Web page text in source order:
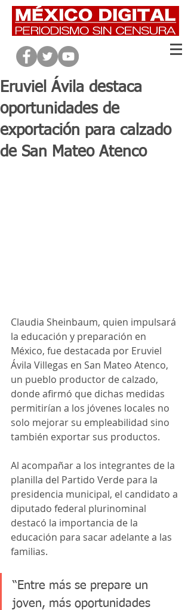
Eruviel Ávila destaca
oportunidades de
exportación para calzado
de San Mateo Atenco
Claudia Sheinbaum, quien impulsará
la educación y preparación en
México, fue destacada por Eruviel
Ávila Villegas en San Mateo Atenco,
un pueblo productor de calzado,
donde afirmó que dichas medidas
permitirían a los jóvenes locales no
solo mejorar su empleabilidad sino
también exportar sus productos.
Al acompañar a los integrantes de la
planilla del Partido Verde para la
presidencia municipal, el candidato a
diputado federal plurinominal
destacó la importancia de la
educación para sacar adelante a las
familias.
“Entre más se prepare un
joven, más oportunidades